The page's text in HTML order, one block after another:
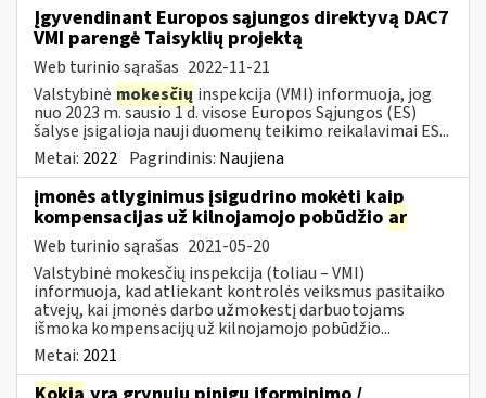
Įgyvendinant Europos sąjungos direktyvą DAC7
VMI parengė Taisyklių projektą
Web turinio sąrašas 2022-11-21
Valstybinė mokesčių inspekcija (VMI) informuoja, jog
nuo 2023 m. sausio 1 d. visose Europos Sąjungos (ES)
šalyse įsigalioja nauji duomenų teikimo reikalavimai ES...
Metai: 2022 Pagrindinis: Naujiena
įmonės atlyginimus įsigudrino mokėti kaip
kompensacijas už kilnojamojo pobūdžio ar
Web turinio sąrašas 2021-05-20
Valstybinė mokesčių inspekcija (toliau – VMI)
informuoja, kad atliekant kontrolės veiksmus pasitaiko
atvejų, kai įmonės darbo užmokestį darbuotojams
išmoka kompensacijų už kilnojamojo pobūdžio...
Metai: 2021